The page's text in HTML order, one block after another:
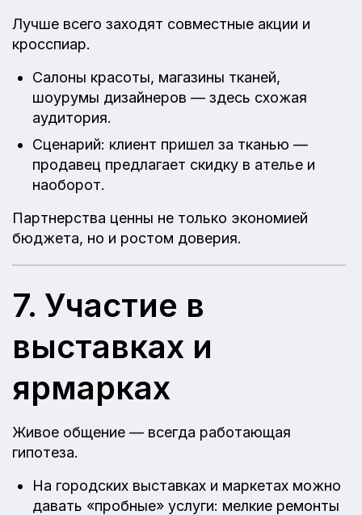
Лучше всего заходят совместные акции и
кросспиар.
Салоны красоты, магазины тканей,
шоурумы дизайнеров — здесь схожая
аудитория.
Сценарий: клиент пришел за тканью —
продавец предлагает скидку в ателье и
наоборот.
Партнерства ценны не только экономией
бюджета, но и ростом доверия.
7. Участие в
выставках и
ярмарках
Живое общение — всегда работающая
гипотеза.
На городских выставках и маркетаx можно
давать «пробные» услуги: мелкие ремонты